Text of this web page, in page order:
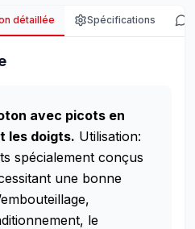
détaillée Spécifications
avec picots en
les doigts. Utilisation:
spécialement conçus
une bonne
le